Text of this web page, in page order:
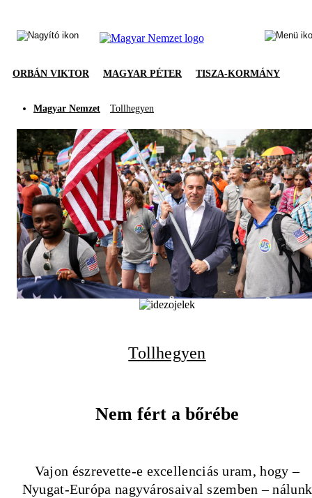
ORBÁN VIKTOR MAGYAR PÉTER TISZA-KORMÁNY
Magyar Nemzet Tollhegyen
Tollhegyen
Nem fért a bőrébe
Vajon észrevette-e excellenciás uram, hogy –
Nyugat-Európa nagyvárosaival szemben – nálunk